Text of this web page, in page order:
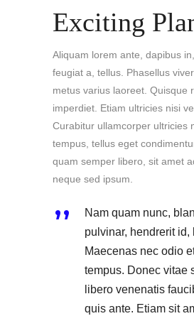
Exciting
Aliquam lorem ante, dapibus
feugiat a, tellus. Phasellus
metus varius laoreet. Quisque
imperdiet. Etiam ultricies nisi
Curabitur ullamcorper ultricies
tempus, tellus eget
quam semper libero, sit amet
neque sed ipsum.
Nam quam nunc,
pulvinar, hendrerit id,
Maecenas nec odio
tempus. Donec vitae
libero venenatis
quis ante. Etiam sit